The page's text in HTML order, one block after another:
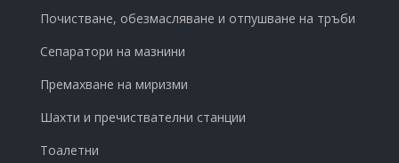
Почистване, обезмасляване и отпушване на тръби
Сепаратори на мазнини
Премахване на миризми
Шахти и пречиствателни станции
Тоалетни